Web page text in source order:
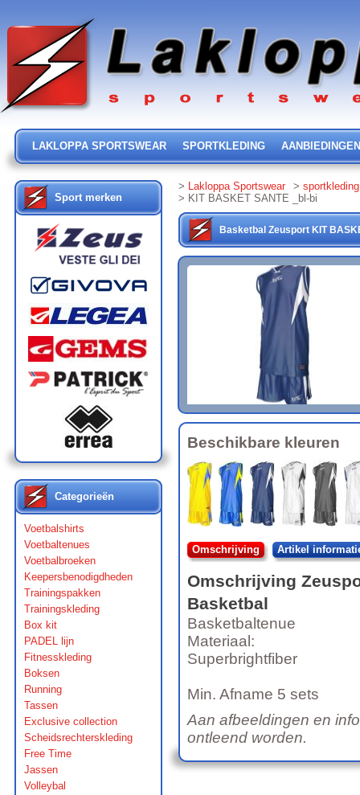
LAKLOPPA SPORTSWEAR SPORTKLEDING AANBIEDINGEN
Sport merken
Categorieën
Voetbalshirts
Voetbaltenues
Voetbalbroeken
Keepersbenodigdheden
Trainingspakken
Trainingskleding
Box kit
PADEL lijn
Fitnesskleding
Boksen
Running
Tassen
Exclusive collection
Scheidsrechterskleding
Free Time
Jassen
Volleybal
> Lakloppa Sportswear > sportkleding
> KIT BASKET SANTE _bl-bi
Basketbal Zeusport KIT
Beschikbare kleuren
Omschrijving Artikel
Omschrijving
Basketbal
Basketbaltenue
Materiaal:
Superbrightfiber
Min. Afname 5 sets
Aan afbeeldingen en
ontleend worden.